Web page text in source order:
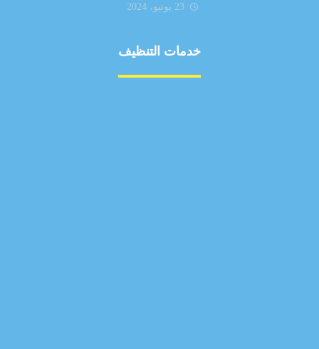
23 يونيو، 2024
خدمات التنظيف